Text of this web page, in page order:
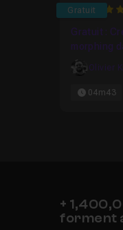
Gratuit
5
Gratuit :
morphing
Olivier
04m43
+
forment